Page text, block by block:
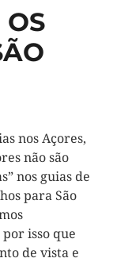
OS
nos Açores,
não são
nos guias de
para São
isso que
de vista e